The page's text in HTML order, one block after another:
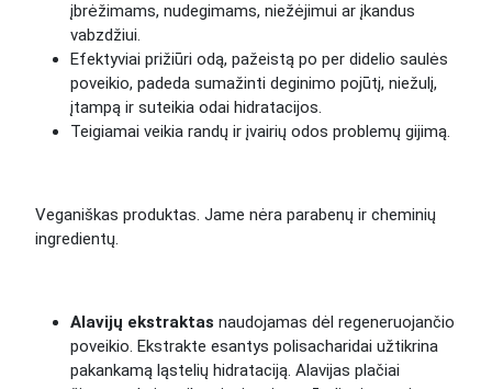
įbrėžimams, nudegimams, niežėjimui ar įkandus
vabzdžiui.
Efektyviai prižiūri odą, pažeistą po per didelio saulės
poveikio, padeda sumažinti deginimo pojūtį, niežulį,
įtampą ir suteikia odai hidratacijos.
Teigiamai veikia randų ir įvairių odos problemų gijimą.
Veganiškas produktas. Jame nėra parabenų ir cheminių
ingredientų.
Alavijų ekstraktas naudojamas dėl regeneruojančio
poveikio. Ekstrakte esantys polisacharidai užtikrina
pakankamą ląstelių hidrataciją. Alavijas plačiai